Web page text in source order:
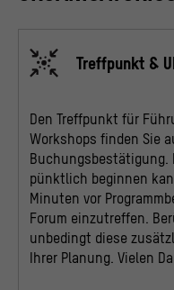
Treffpunkt &
Den Treffpunkt für
Workshops finden Sie
Buchungsbestätigung.
pünktlich beginnen
Minuten vor
Forum einzutreffen.
unbedingt diese
Ihrer Planung. Vielen